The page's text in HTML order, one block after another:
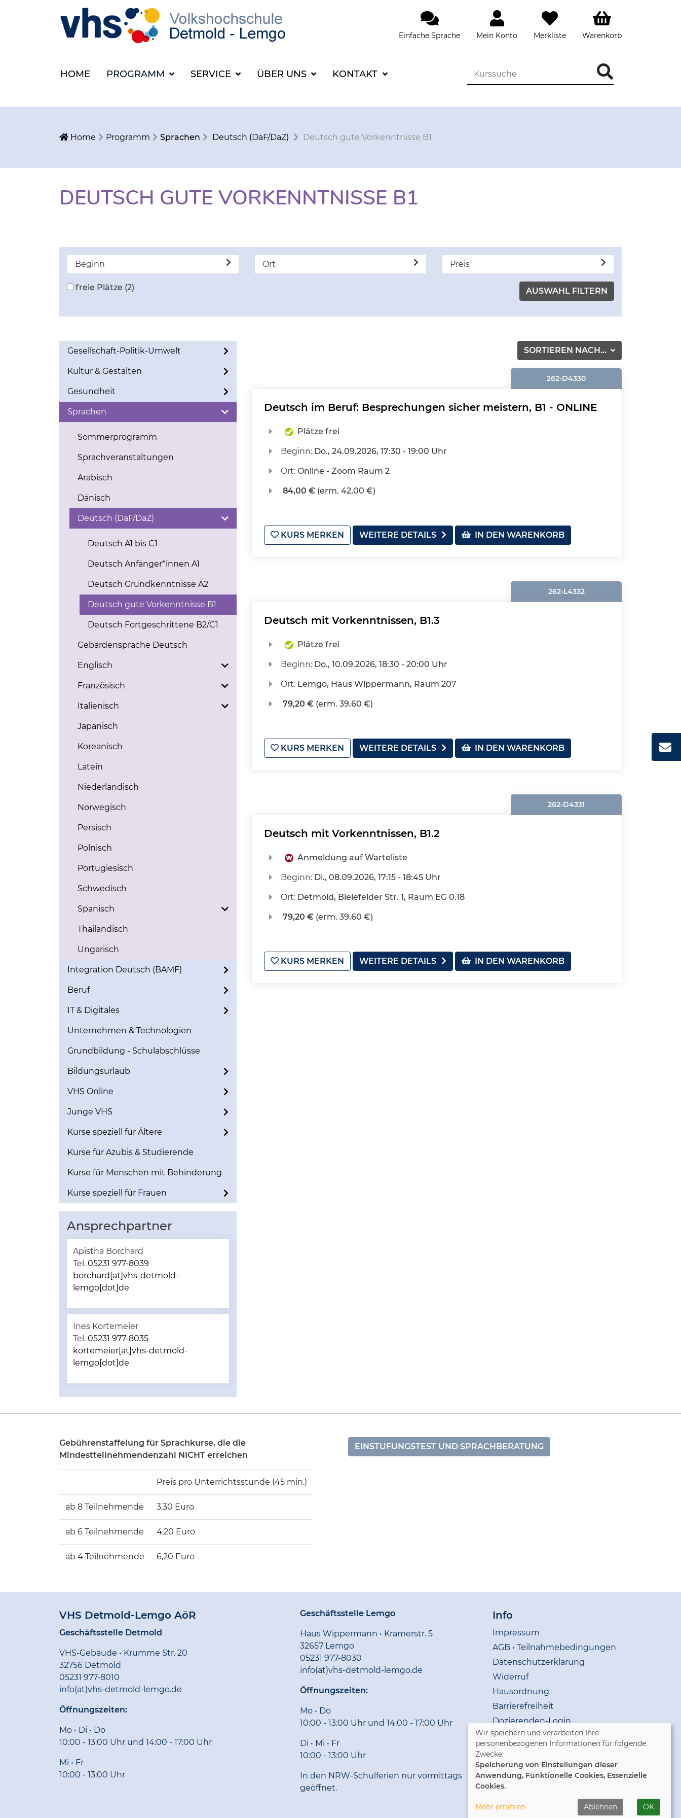
Einfache Sprache Mein Konto Merkliste Warenkorb
HOME PROGRAMM SERVICE ÜBER UNS KONTAKT
Home Programm Sprachen Deutsch (DaF/DaZ) Deutsch gute Vorkenntnisse B1
DEUTSCH GUTE VORKENNTNISSE B1
Beginn Ort Preis
freie Plätze (2)
Gesellschaft-Politik-Umwelt
Kultur & Gestalten
Gesundheit
Sprachen
Sommerprogramm
Sprachveranstaltungen
Arabisch
Dänisch
Deutsch (DaF/DaZ)
Deutsch A1 bis C1
Deutsch Anfänger*innen A1
Deutsch Grundkenntnisse A2
Deutsch gute Vorkenntnisse B1
Deutsch Fortgeschrittene B2/C1
Gebärdensprache Deutsch
Englisch
Französisch
Italienisch
Japanisch
Koreanisch
Latein
Niederländisch
Norwegisch
Persisch
Polnisch
Portugiesisch
Schwedisch
Spanisch
Thailändisch
Ungarisch
Integration Deutsch (BAMF)
Beruf
IT & Digitales
Unternehmen & Technologien
Grundbildung - Schulabschlüsse
Bildungsurlaub
VHS Online
Junge VHS
Kurse speziell für Ältere
Kurse für Azubis & Studierende
Kurse für Menschen mit Behinderung
Kurse speziell für Frauen
Ansprechpartner
Apistha Borchard
Tel. 05231 977-8039
borchard[at]vhs-detmold-
lemgo[dot]de
Ines Kortemeier
Tel. 05231 977-8035
kortemeier[at]vhs-detmold-
lemgo[dot]de
SORTIEREN NACH...
262-D4330
Deutsch im Beruf: Besprechungen sicher meistern, B1 - ONLINE
Plätze frei
Beginn: Do., 24.09.2026, 17:30 - 19:00 Uhr
Ort: Online - Zoom Raum 2
84,00 €(erm. 42,00 €)
KURS MERKEN WEITERE DETAILS IN DEN WARENKORB
262-L4332
Deutsch mit Vorkenntnissen, B1.3
Plätze frei
Beginn: Do., 10.09.2026, 18:30 - 20:00 Uhr
Ort: Lemgo, Haus Wippermann, Raum 207
79,20 €(erm. 39,60 €)
KURS MERKEN WEITERE DETAILS IN DEN WARENKORB
262-D4331
Deutsch mit Vorkenntnissen, B1.2
Anmeldung auf Warteliste
Beginn: Di., 08.09.2026, 17:15 - 18:45 Uhr
Ort: Detmold, Bielefelder Str. 1, Raum EG 0.18
79,20 €(erm. 39,60 €)
KURS MERKEN WEITERE DETAILS IN DEN WARENKORB
Gebührenstaffelung für Sprachkurse, die die
Mindestteilnehmendenzahl NICHT erreichen
Preis pro Unterrichtsstunde (45 min.)
ab 8 Teilnehmende 3,30 Euro
ab 6 Teilnehmende 4,20 Euro
ab 4 Teilnehmende 6,20 Euro
EINSTUFUNGSTEST UND SPRACHBERATUNG
VHS Detmold-Lemgo AöR
Geschäftsstelle Detmold
VHS-Gebäude • Krumme Str. 20
32756 Detmold
05231 977-8010
info(at)vhs-detmold-lemgo.de
Öffnungszeiten:
Mo • Di • Do
10:00 - 13:00 Uhr und 14:00 - 17:00 Uhr
Mi • Fr
10:00 - 13:00 Uhr
Geschäftsstelle Lemgo
Haus Wippermann • Kramerstr. 5
32657 Lemgo
05231 977-8030
info(at)vhs-detmold-lemgo.de
Öffnungszeiten:
Mo • Do
10:00 - 13:00 Uhr und 14:00 - 17:00 Uhr
Di • Mi • Fr
10:00 - 13:00 Uhr
In den NRW-Schulferien nur vormittags
geöffnet.
Info
Impressum
AGB • Teilnahmebedingungen
Datenschutzerklärung
Widerruf
Hausordnung
Barrierefreiheit
Dozierenden-Login
Cookie Einstellungen
WIDERRUFSFORMULAR
Wir speichern und verarbeiten Ihre
personenbezogenen Informationen für folgende
Zwecke:
Speicherung von Einstellungen dieser
Anwendung, Funktionelle Cookies, Essenzielle
Cookies.
Mehr erfahren Ablehnen OK